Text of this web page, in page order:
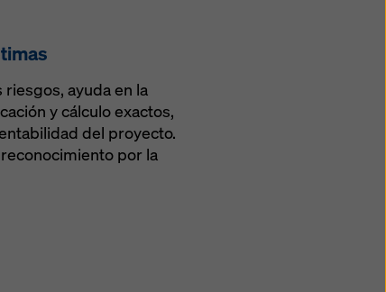
ayuda en la
y cálculo exactos,
del proyecto.
por la